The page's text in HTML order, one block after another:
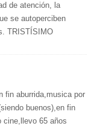
de atención, la
se autoperciben
TRISTÍSIMO
fin aburrida,musica por
buenos),en fin
65 años